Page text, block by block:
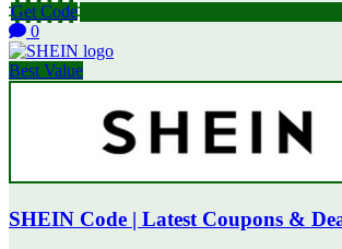
Get Code
0
Best Value
SHEIN Code | Latest Coupons &